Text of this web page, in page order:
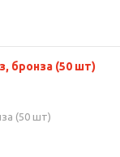
бронза (50 шт)
(50 шт)